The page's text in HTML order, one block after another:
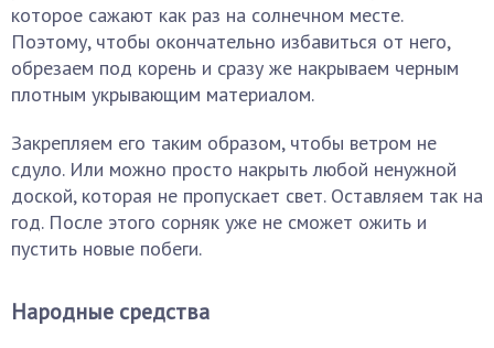
которое сажают как раз на солнечном месте.
Поэтому, чтобы окончательно избавиться от него,
обрезаем под корень и сразу же накрываем черным
плотным укрывающим материалом.
Закрепляем его таким образом, чтобы ветром не
сдуло. Или можно просто накрыть любой ненужной
доской, которая не пропускает свет. Оставляем так на
год. После этого сорняк уже не сможет ожить и
пустить новые побеги.
Народные средства